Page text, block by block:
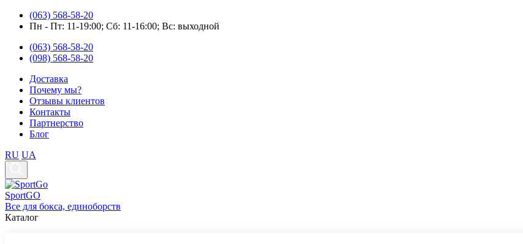
(063) 568-58-20
Пн - Пт: 11-19:00; Cб: 11-16:00; Вс: выходной
(063) 568-58-20
(098) 568-58-20
Доставка
Почему мы?
Отзывы клиентов
Контакты
Партнерство
Блог
RU UA
SportGO
Все для бокса, единоборств
Каталог